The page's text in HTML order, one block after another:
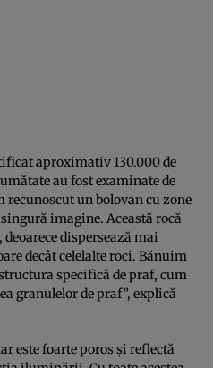
aproximativ 130.000 de
au fost examinate de
un bolovan cu zone
imagine. Această rocă
dispersează mai
decât celelalte roci. Bănuim
specifică de praf, cum
granulelor de praf”, explică
este foarte poros și reflectă